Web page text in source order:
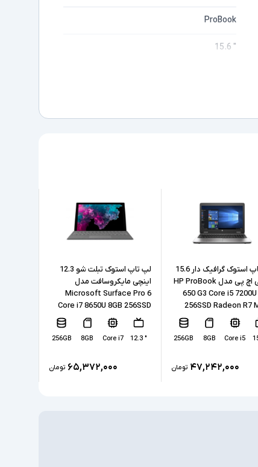
ProBook
" 15.6
8GB
256GB
SSD
Intel HD Graphics 610
ندارد
SD Reader
لپ تاپ استوک گرافیک دار 15.6
اینچی اچ پی مدل HP ProBook
650 G3 Core i5 7200U
256SSD Radeon R7
Core i5
8GB
256GB
۴۷,۲۴۲,۰۰۰ تومان
لپ تاپ استوک تبلت شو 12.3
اینچی مایکروسافت مدل
Microsoft Surface Pro 6
Core i7 8650U 8GB 256SSD
" 12.3
Core i7
8GB
256GB
۶۵,۳۷۲,۰۰۰ تومان